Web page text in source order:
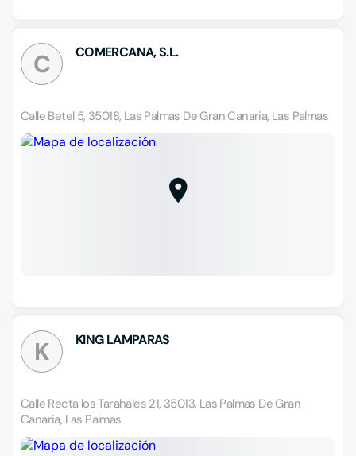
C COMERCANA, S.L.
Calle Betel 5, 35018, Las Palmas De Gran Canaria, Las Palmas
K KING LAMPARAS
Calle Recta los Tarahales 21, 35013, Las Palmas De Gran
Canaria, Las Palmas